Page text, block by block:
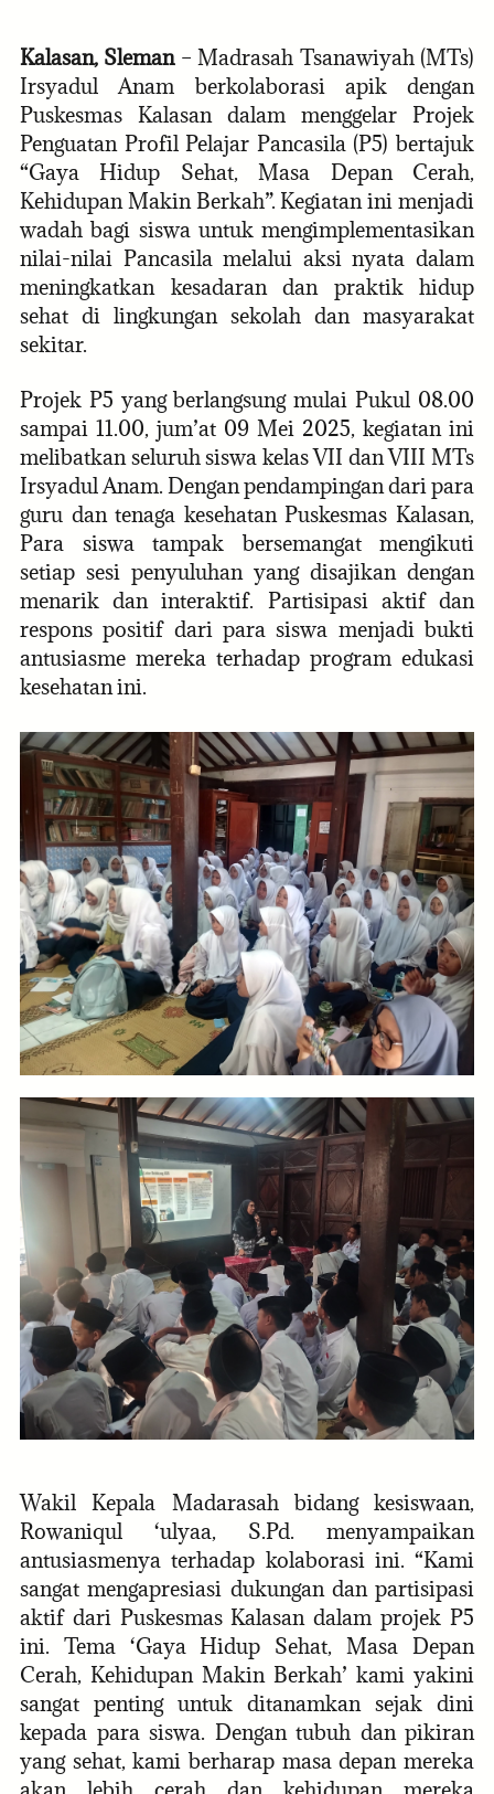
Kalasan, Sleman– Madrasah Tsanawiyah (MTs)
Irsyadul Anam berkolaborasi apik dengan
Puskesmas Kalasan dalam menggelar Projek
Penguatan Profil Pelajar Pancasila (P5) bertajuk
“Gaya Hidup Sehat, Masa Depan Cerah,
Kehidupan Makin Berkah”. Kegiatan ini menjadi
wadah bagi siswa untuk mengimplementasikan
nilai-nilai Pancasila melalui aksi nyata dalam
meningkatkan kesadaran dan praktik hidup
sehat di lingkungan sekolah dan masyarakat
sekitar.
Projek P5 yang berlangsung mulai Pukul 08.00
sampai 11.00, jum’at 09 Mei 2025, kegiatan ini
melibatkan seluruh siswa kelas VII dan VIII MTs
Irsyadul Anam. Dengan pendampingan dari para
guru dan tenaga kesehatan Puskesmas Kalasan,
Para siswa tampak bersemangat mengikuti
setiap sesi penyuluhan yang disajikan dengan
menarik dan interaktif. Partisipasi aktif dan
respons positif dari para siswa menjadi bukti
antusiasme mereka terhadap program edukasi
kesehatan ini.
Wakil Kepala Madarasah bidang kesiswaan,
Rowaniqul ‘ulyaa, S.Pd. menyampaikan
antusiasmenya terhadap kolaborasi ini. “Kami
sangat mengapresiasi dukungan dan partisipasi
aktif dari Puskesmas Kalasan dalam projek P5
ini. Tema ‘Gaya Hidup Sehat, Masa Depan
Cerah, Kehidupan Makin Berkah’ kami yakini
sangat penting untuk ditanamkan sejak dini
kepada para siswa. Dengan tubuh dan pikiran
yang sehat, kami berharap masa depan mereka